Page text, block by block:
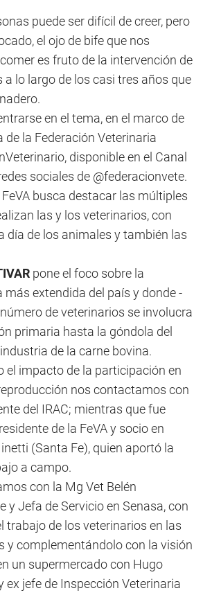
puede ser difícil de creer, pero
el ojo de bife que nos
es fruto de la intervención de
lo largo de los casi tres años que
en el tema, en el marco de
de la Federación Veterinaria
disponible en el Canal
sociales de @federacionvete.
busca destacar las múltiples
las y los veterinarios, con
día de los animales y también las
pone el foco sobre la
extendida del país y donde -
de veterinarios se involucra
primaria hasta la góndola del
de la carne bovina.
el impacto de la participación en
nos contactamos con
del IRAC; mientras que fue
de la FeVA y socio en
(Santa Fe), quien aportó la
a campo.
con la Mg Vet Belén
y Jefa de Servicio en Senasa, con
trabajo de los veterinarios en las
y complementándolo con la visión
un supermercado con Hugo
ex jefe de Inspección Veterinaria